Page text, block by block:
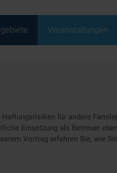
Veranstaltungen
für andere
Einsetzung als Betreuer
Vortrag erfahren Sie, wie